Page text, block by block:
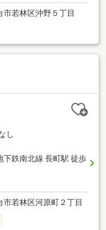
市若林区沖野５丁目
し
下鉄南北線 長町駅 徒歩
市若林区河原町２丁目